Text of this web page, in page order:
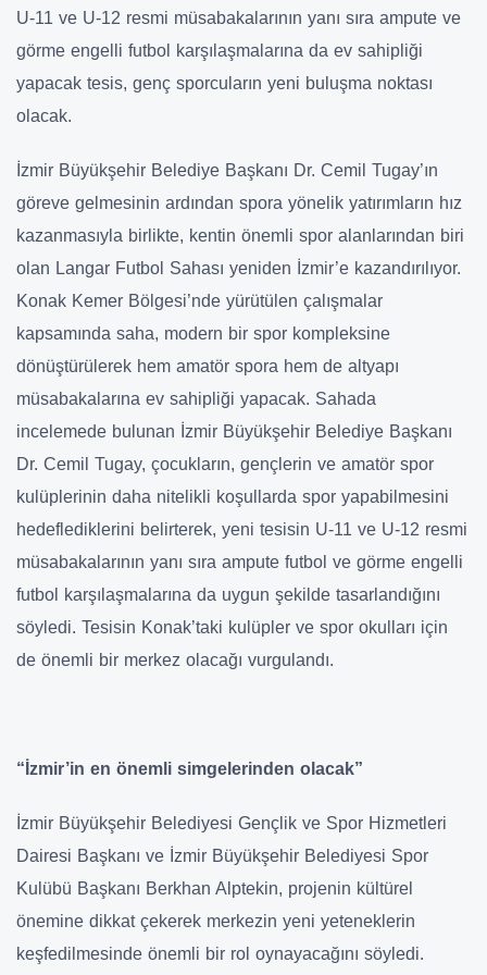
U-11 ve U-12 resmi müsabakalarının yanı sıra ampute ve
görme engelli futbol karşılaşmalarına da ev sahipliği
yapacak tesis, genç sporcuların yeni buluşma noktası
olacak.
İzmir Büyükşehir Belediye Başkanı Dr. Cemil Tugay’ın
göreve gelmesinin ardından spora yönelik yatırımların hız
kazanmasıyla birlikte, kentin önemli spor alanlarından biri
olan Langar Futbol Sahası yeniden İzmir’e kazandırılıyor.
Konak Kemer Bölgesi’nde yürütülen çalışmalar
kapsamında saha, modern bir spor kompleksine
dönüştürülerek hem amatör spora hem de altyapı
müsabakalarına ev sahipliği yapacak. Sahada
incelemede bulunan İzmir Büyükşehir Belediye Başkanı
Dr. Cemil Tugay, çocukların, gençlerin ve amatör spor
kulüplerinin daha nitelikli koşullarda spor yapabilmesini
hedeflediklerini belirterek, yeni tesisin U-11 ve U-12 resmi
müsabakalarının yanı sıra ampute futbol ve görme engelli
futbol karşılaşmalarına da uygun şekilde tasarlandığını
söyledi. Tesisin Konak’taki kulüpler ve spor okulları için
de önemli bir merkez olacağı vurgulandı.
“İzmir’in en önemli simgelerinden olacak”
İzmir Büyükşehir Belediyesi Gençlik ve Spor Hizmetleri
Dairesi Başkanı ve İzmir Büyükşehir Belediyesi Spor
Kulübü Başkanı Berkhan Alptekin, projenin kültürel
önemine dikkat çekerek merkezin yeni yeteneklerin
keşfedilmesinde önemli bir rol oynayacağını söyledi.